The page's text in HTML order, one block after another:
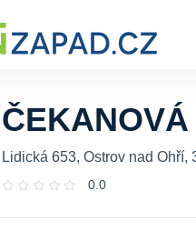
Lidická 653, Ostrov nad Ohří,
0.0